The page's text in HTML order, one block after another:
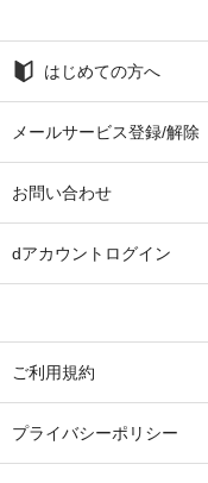
はじめての方へ
メールサービス登録/解除
お問い合わせ
dアカウントログイン
ご利用規約
プライバシーポリシー